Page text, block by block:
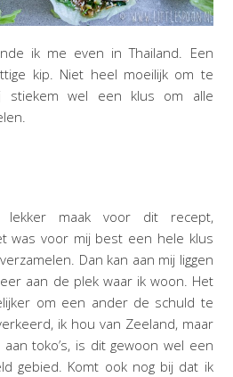
ik me even in Thailand. Een
kip. Niet heel moeilijk om te
stiekem wel een klus om alle
maak voor dit recept,
was voor mij best een hele klus
Dan kan aan mij liggen
aan de plek waar ik woon. Het
om een ander de schuld te
ik hou van Zeeland, maar
toko’s, is dit gewoon wel een
gebied. Komt ook nog bij dat ik